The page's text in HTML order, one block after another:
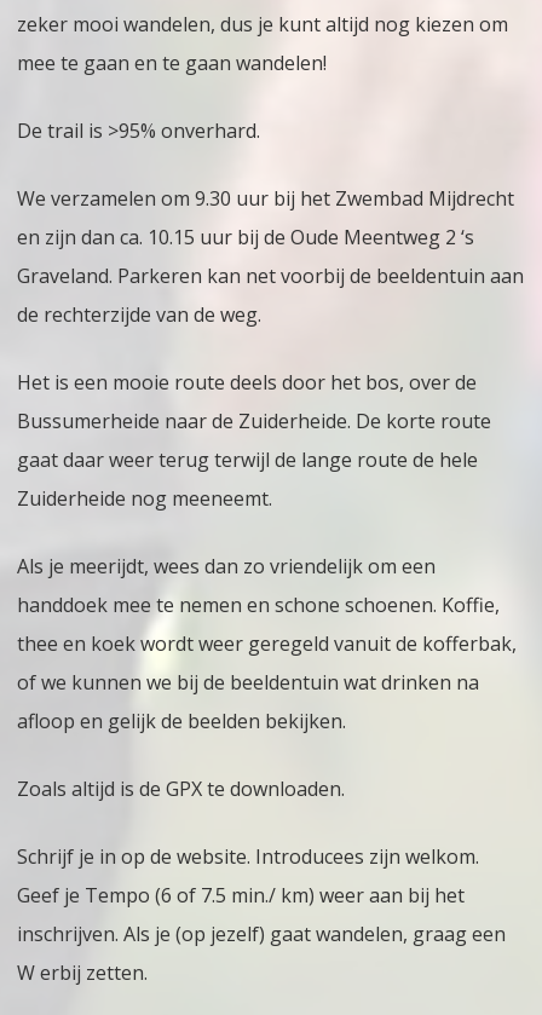
zeker mooi wandelen, dus je kunt altijd nog kiezen om
mee te gaan en te gaan wandelen!
De trail is >95% onverhard.
We verzamelen om 9.30 uur bij het Zwembad Mijdrecht
en zijn dan ca. 10.15 uur bij de Oude Meentweg 2 ‘s
Graveland. Parkeren kan net voorbij de beeldentuin aan
de rechterzijde van de weg.
Het is een mooie route deels door het bos, over de
Bussumerheide naar de Zuiderheide. De korte route
gaat daar weer terug terwijl de lange route de hele
Zuiderheide nog meeneemt.
Als je meerijdt, wees dan zo vriendelijk om een
handdoek mee te nemen en schone schoenen. Koffie,
thee en koek wordt weer geregeld vanuit de kofferbak,
of we kunnen we bij de beeldentuin wat drinken na
afloop en gelijk de beelden bekijken.
Zoals altijd is de GPX te downloaden.
Schrijf je in op de website. Introducees zijn welkom.
Geef je Tempo (6 of 7.5 min./ km) weer aan bij het
inschrijven. Als je (op jezelf) gaat wandelen, graag een
W erbij zetten.